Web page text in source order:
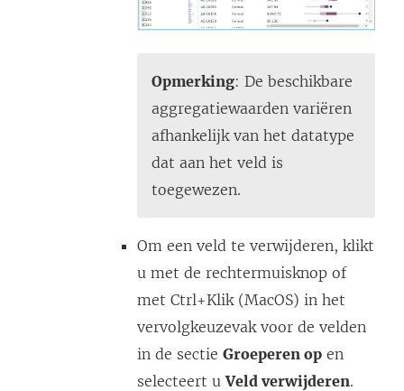
Opmerking: De beschikbare
aggregatiewaarden variëren
afhankelijk van het datatype
dat aan het veld is
toegewezen.
Om een veld te verwijderen, klikt
u met de rechtermuisknop of
met Ctrl+Klik (MacOS) in het
vervolgkeuzevak voor de velden
in de sectie Groeperen op en
selecteert uVeld verwijderen.